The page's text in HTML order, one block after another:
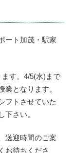
ート加茂・駅家
す。4/5(水)まで
業となります。
フトさせていた
下さい。
送迎時間のご案
お待ちくださ